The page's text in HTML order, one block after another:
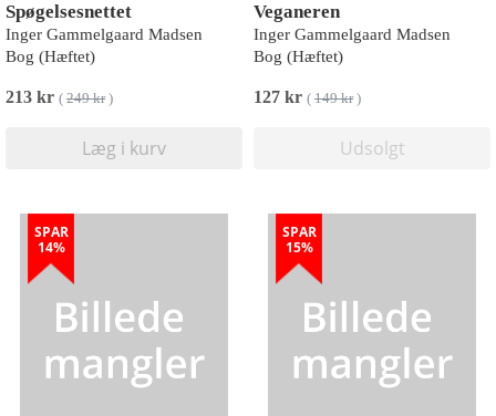
Spøgelsesnettet
Inger Gammelgaard Madsen
Bog (Hæftet)
213 kr ( 249 kr)
Læg i kurv
Veganeren
Inger Gammelgaard Madsen
Bog (Hæftet)
127 kr ( 149 kr)
Udsolgt
SPAR
14%
SPAR
15%